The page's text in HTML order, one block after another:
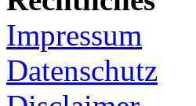
Impressum
Datenschutz